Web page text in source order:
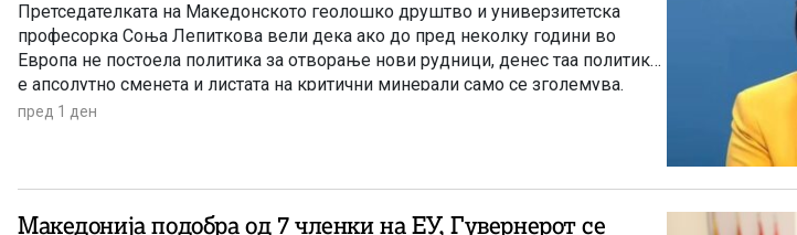
Претседателката на Македонското геолошко друштво и универзитетска
професорка Соња Лепиткова вели дека ако до пред неколку години во
Европа не постоела политика за отворање нови рудници, денес таа политика
е апсолутно сменета и листата на критични минерали само се зголемува.
пред 1 ден
Македонија подобра од 7 членки на ЕУ, Гувернерот се